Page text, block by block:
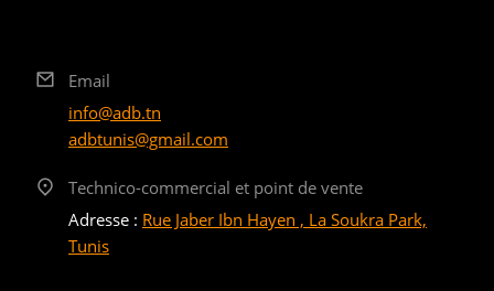
Email
info@adb.tn
adbtunis@gmail.com
Technico-commercial et point de vente
Adresse : Rue Jaber Ibn Hayen , La Soukra Park,
Tunis